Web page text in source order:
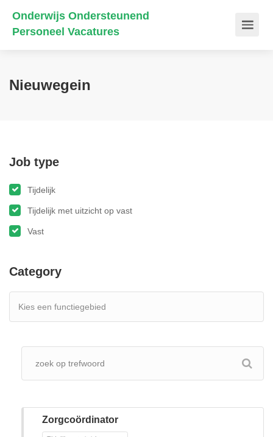
Onderwijs Ondersteunend
Personeel Vacatures
Nieuwegein
Job type
Tijdelijk
Tijdelijk met uitzicht op vast
Vast
Category
Zorgcoördinator